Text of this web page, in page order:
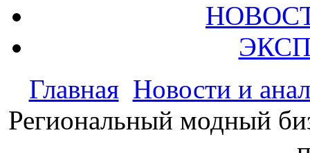
Главная Новости и
Региональный модный